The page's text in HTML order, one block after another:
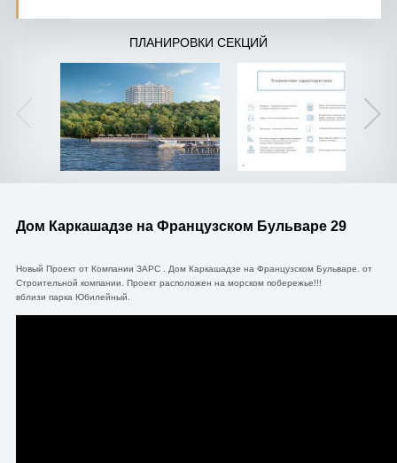
ПЛАНИРОВКИ СЕКЦИЙ
Дом Каркашадзе на Французском Бульваре 29
Новый Проект от Компании ЗАРС . Дом Каркашадзе на Французском Бульваре. от
Строительной компании. Проект расположен на морском побережье!!!
вблизи парка Юбилейный.